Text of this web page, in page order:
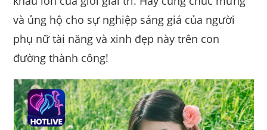
và ủng hộ cho sự nghiệp sáng giá của người
phụ nữ tài năng và xinh đẹp này trên con
đường thành công!